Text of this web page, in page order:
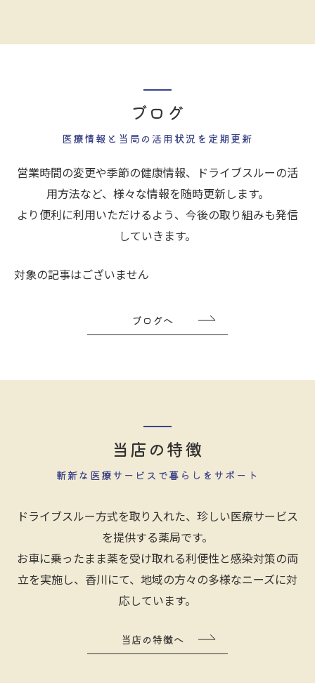
医療情報と当局の活用状況を定期更新
ブログ
営業時間の変更や季節の健康情報、ドライブスルーの活
用方法など、様々な情報を随時更新します。
より便利に利用いただけるよう、今後の取り組みも発信
していきます。
対象の記事はございません
ブログへ
当店の特徴
斬新な医療サービスで暮らしをサポート
ドライブスルー方式を取り入れた、珍しい医療サービス
を提供する薬局です。
お車に乗ったまま薬を受け取れる利便性と感染対策の両
立を実施し、香川にて、地域の方々の多様なニーズに対
応しています。
当店の特徴へ